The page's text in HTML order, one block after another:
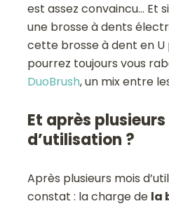
est assez convaincu… Et
une brosse à dents
cette brosse à dent en U
pourrez toujours vous
DuoBrush, un mix entre
Et après
d’utilisation ?
Après plusieurs mois
constat : la charge de la